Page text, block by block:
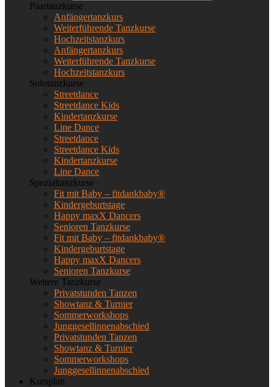
Paartanzkurse
Anfängertanzkurs
Weiterführende Tanzkurse
Hochzeitstanzkurs
Anfängertanzkurs
Weiterführende Tanzkurse
Hochzeitstanzkurs
Solotanzkurse
Streetdance
Streetdance Kids
Kindertanzkurse
Line Dance
Streetdance
Streetdance Kids
Kindertanzkurse
Line Dance
Spezialtanzkurse
Fit mit Baby – fitdankbaby®
Kindergeburtstage
Happy maxX Dancers
Senioren Tanzkurse
Fit mit Baby – fitdankbaby®
Kindergeburtstage
Happy maxX Dancers
Senioren Tanzkurse
Weitere Tanzkurse
Privatstunden Tanzen
Showtanz & Turnier
Sommerworkshops
Junggesellinnenabschied
Privatstunden Tanzen
Showtanz & Turnier
Sommerworkshops
Junggesellinnenabschied
Kursplan